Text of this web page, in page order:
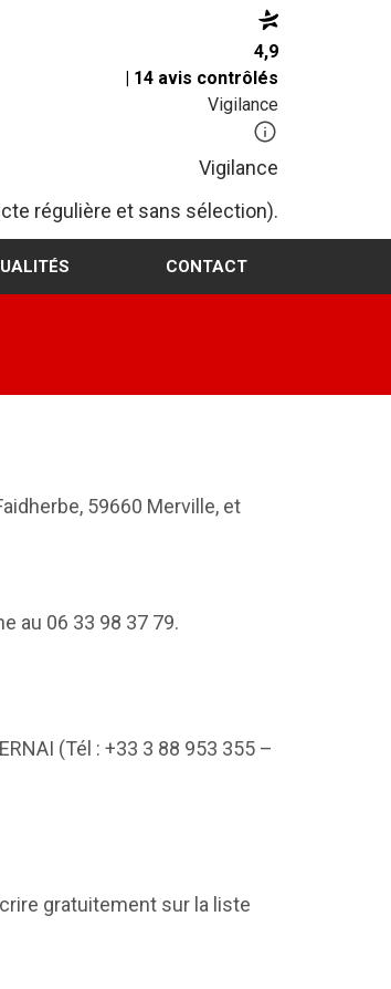
4,9
| 14 avis contrôlés
Vigilance
Vigilance
régulière et sans sélection).
CONTACT
59660 Merville, et
au 06 33 98 37 79.
(Tél : +33 3 88 953 355 –
gratuitement sur la liste